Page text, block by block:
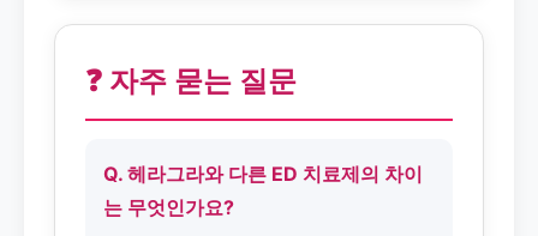
❓ 자주 묻는 질문
Q. 헤라그라와 다른 ED 치료제의 차이
는 무엇인가요?